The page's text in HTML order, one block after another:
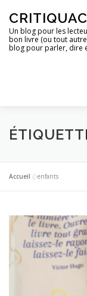
contenu
Un blog pour les
bon livre (ou tout
blog pour parler, dire
ACCUEIL
DES IMAGES
DES BONS
Accueil »enfants